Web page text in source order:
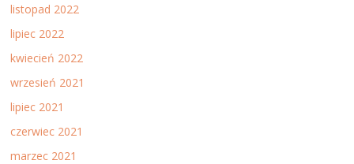
listopad 2022
lipiec 2022
kwiecień 2022
wrzesień 2021
lipiec 2021
czerwiec 2021
marzec 2021